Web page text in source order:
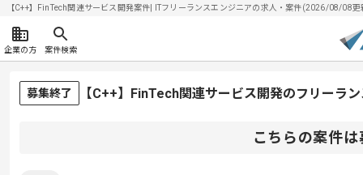
【C++】FinTech関連サービス開発案件| ITフリーランスエンジニアの求人・案件(2026/08/08更
企業の方 案件検索
募集終了 【C++】FinTech関連サービス開発のフリーラ
こちらの案件